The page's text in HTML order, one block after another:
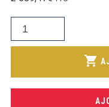
TABLE DE
TABLE DE
TABLE DE
initial
était :
446,19€.
actuel
est :
157,89€.
6
shopping_cart